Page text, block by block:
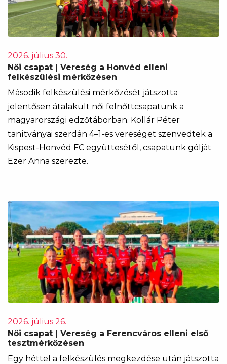
2026. július 30.
Női csapat | Vereség a Honvéd elleni
felkészülési mérkőzésen
Második felkészülési mérkőzését játszotta
jelentősen átalakult női felnőttcsapatunk a
magyarországi edzőtáborban. Kollár Péter
tanítványai szerdán 4–1-es vereséget szenvedtek a
Kispest-Honvéd FC együttesétől, csapatunk gólját
Ezer Anna szerezte.
2026. július 26.
Női csapat | Vereség a Ferencváros elleni első
tesztmérkőzésen
Egy héttel a felkészülés megkezdése után játszotta